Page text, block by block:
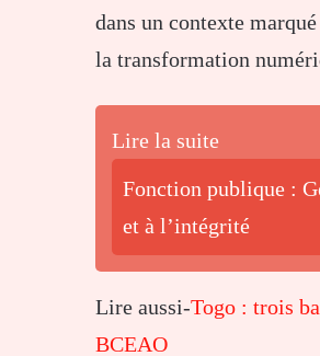
dans un contexte
la transformation
Lire la suite
Fonction publique :
et à l’intégrité
Lire aussi-Togo : trois
BCEAO